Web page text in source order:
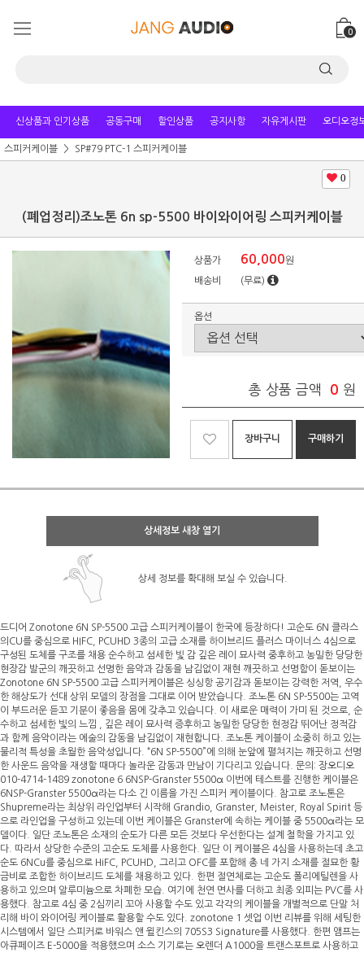
0
신상품과 인기상품 공동구매 할인상품 공지사항 자유게시판 오디오정
스피커케이블 SP#79 PTC-1 스피커케이블
0
(폐업정리)조노톤 6n sp-5500 바이와이어링 스피커케이블
상품가 60,000원
배송비 (무료)
옵션
총 상품 금액 0 원
장바구니 구매하기
상세정보 새창 열기
상세 정보를 확대해 보실 수 있습니다.
드디어 Zonotone 6N SP-5500 고급 스피커케이블이 한국에 등장하다! 고순도 6N 클라스
의CU를 중심으로 HIFC, PCUHD 3종의 고급 소재를 하이브리드 플러스 마이너스 4심으로
구성된 도체를 구조를 채용 순수하고 섬세한 빛 감 깊은 레이 묘사력 중후하고 농밀한 당당한
현장감 발군의 깨끗하고 선명한 음악과 감동을 남김없이 재현 깨끗하고 선명함이 돋보이는
Zonotone 6N SP-5500 고급 스피커케이블은 싱싱항 공기감과 돋보이는 강력한 저역, 우수
한 해상도가 선대 상위 모델의 장점을 그대로 이어 받았습니다. 조노톤 6N SP-5500는 고역
이 부드러운 듣꼬 기분이 좋음을 몸에 갖추고 있습니다. 이 새로운 매력이 가미 된 것으로, 순
수하고 섬세한 빛의 느낌 , 깊은 레이 묘사력 증후하고 농밀한 당당한 현정감 뛰어난 정적감
과 함께 음악이라는 에술의 감동을 남김없이 재현합니다. 조노톤 케이블이 소중히 하고 있는
물리적 특성을 초월한 음악성입니다. “6N SP-5500”에 의해 눈앞에 펼쳐지는 깨끗하고 선명
한 사운드 음악을 재생할 때마다 놀라운 감동과 만남이 기다리고 있습니다. 문의: 장오디오
010-4714-1489 zonotone 6 6NSP-Granster 5500α 이번에 테스트를 진행한 케이블은
6NSP-Granster 5500α라는 다소 긴 이름을 가진 스피커 케이블이다. 참고로 조노톤은
Shupreme라는 최상위 라인업부터 시작해 Grandio, Granster, Meister, Royal Spirit 등
으로 라인업을 구성하고 있는데 이번 케이블은 Granster에 속하는 케이블 중 5500α라는 모
델이다. 일단 조노톤은 소재의 순도가 다른 모든 것보다 우선한다는 설계 철학을 가지고 있
다. 따라서 상당한 수준의 고순도 도체를 사용한다. 일단 이 케이블은 4심을 사용하는데 초고
순도 6NCu를 중심으로 HiFC, PCUHD, 그리고 OFC를 포함해 총 네 가지 소재를 절묘한 황
금비로 조합한 하이브리드 도체를 채용하고 있다. 한편 절연체로는 고순도 폴리에틸렌을 사
용하고 있으며 알루미늄으로 차폐한 모습. 여기에 천연 면사를 더하고 최종 외피는 PVC를 사
용했다. 참고로 4심 중 2심끼리 꼬아 사용할 수도 있고 각각의 케이블을 개별적으로 단말 처
리해 바이 와이어링 케이블로 활용할 수도 있다. zonotone 1 셋업 이번 리뷰를 위해 세팅한
시스템에서 일단 스피커로 바워스 앤 윌킨스의 705S3 Signature를 사용했다. 한편 앰프는
아큐페이즈 E-5000을 적용했으며 소스 기기로는 오렌더 A1000을 트랜스포트로 사용하고